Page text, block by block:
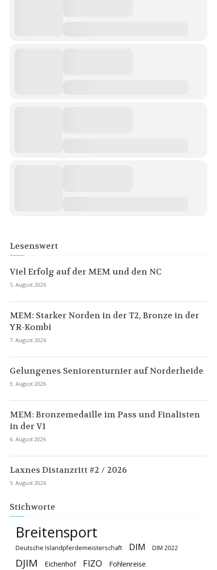
Lesenswert
Viel Erfolg auf der MEM und den NC
5. August 2026
MEM: Starker Norden in der T2, Bronze in der
YR-Kombi
7. August 2026
Gelungenes Seniorenturnier auf Norderheide
3. August 2026
MEM: Bronzemedaille im Pass und Finalisten
in der V1
6. August 2026
Laxnes Distanzritt #2 / 2026
5. August 2026
Stichworte
Breitensport
Deutsche Islandpferdemeisterschaft DIM DIM 2022
DJIM Eichenhof FIZO Fohlenreise